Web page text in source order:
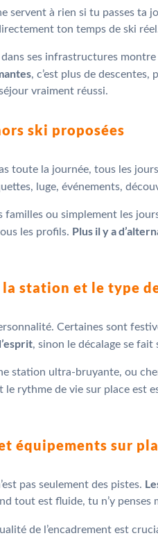
servent à rien si tu passes ta
ton temps de ski
ses infrastructures
, c’est plus de
vraiment réussi.
ski proposées
toute la journée, tous les
luge, événements,
familles ou simplement les
les profils. Plus il y a
la station et le type
Certaines sont
, sinon le décalage se
station ultra-bruyante, ou
le rythme de vie sur place est
équipements sur
pas seulement des pistes.
tout est fluide, tu n’y penses
de l’encadrement est